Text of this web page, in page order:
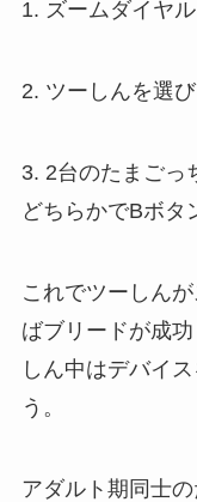
1. ズームダイヤ
2. ツーしんを選
3. 2台のたまごっ
どちらかでBボタ
これでツーしん
ばブリードが成
しん中はデバイ
う。
アダルト期同士